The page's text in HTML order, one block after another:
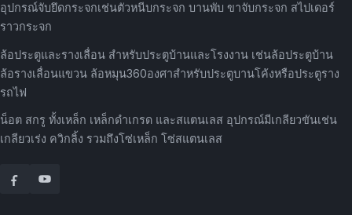
อุปกรณ์จับยึดกระจกเช่นตัวหนีบกระจก บานพับ ขาจับกระจก สไปเดอร์
ราวกระจก
ล้อประตูและรางเลื่อน สำหรับประตูบ้านและโรงงาน เช่นล้อประตูบ้าน
ล้อรางเลื่อนแขวน ล้อหมุน360องศาสำหรับประตูบานโค้งหรือประตูราง
รถไฟ
น็อต สกรู ทั้งเหล็ก เหล็กดำเกรด และสแตนเลส อุปกรณ์มีเกลียวขันเช่น
เกลียวเร่ง ควิกลิ้ง รวมถึงโซ่เหล็ก โซ่สแตนเลส